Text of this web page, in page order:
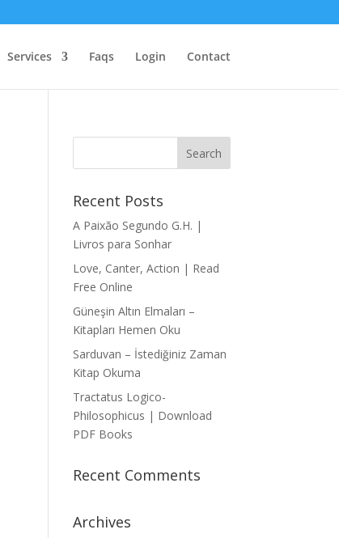
Services Faqs Login Contact
Recent Posts
A Paixão Segundo G.H. |
Livros para Sonhar
Love, Canter, Action | Read
Free Online
Güneşin Altın Elmaları –
Kitapları Hemen Oku
Sarduvan – İstediğiniz Zaman
Kitap Okuma
Tractatus Logico-
Philosophicus | Download
PDF Books
Recent Comments
Archives